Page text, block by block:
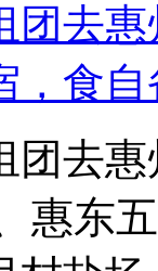
团去
，食
团去
惠东